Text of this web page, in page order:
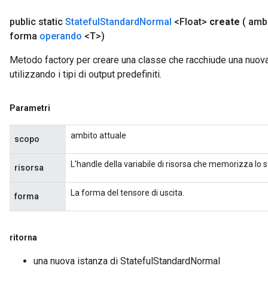
public static StatefulStandardNormal <Float> create (
forma operando <T>)
Metodo factory per creare una classe che racchiude una
utilizzando i tipi di output predefiniti.
Parametri
scopo ambito attuale
risorsa L'handle della variabile di risorsa che memorizza lo
forma La forma del tensore di uscita.
ritorna
una nuova istanza di StatefulStandardNormal